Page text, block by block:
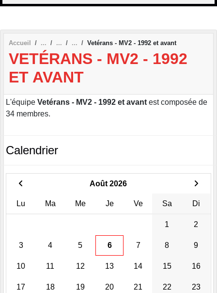
Accueil Vetérans - MV2 - 1992 et avant
VETÉRANS - MV2 - 1992
ET AVANT
L'équipe Vetérans - MV2 - 1992 et avant est composée de
34 membres.
Calendrier
Août 2026
Lu Ma Me Je Ve Sa Di
1 2
3 4 5 6 7 8 9
10 11 12 13 14 15 16
17 18 19 20 21 22 23